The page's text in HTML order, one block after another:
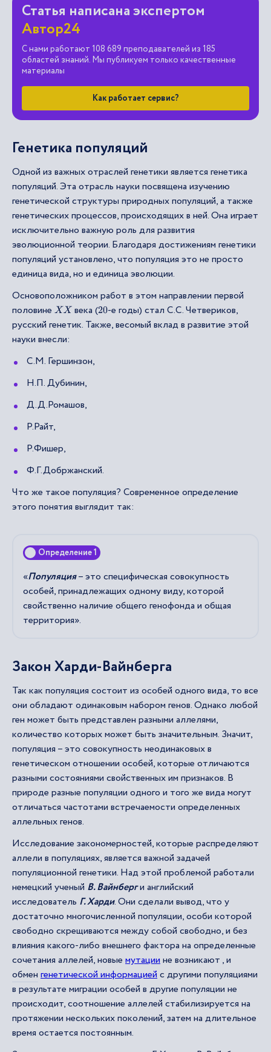
Статья написана экспертом
Автор24
С нами работают 108 689 преподавателей из 185
областей знаний. Мы публикуем только качественные
материалы
Как работает сервис?
Генетика популяций
Одной из важных отраслей генетики является генетика
популяций. Эта отрасль науки посвящена изучению
генетической структуры природных популяций, а также
генетических процессов, происходящих в ней. Она играет
исключительно важную роль для развития
эволюционной теории. Благодаря достижениям генетики
популяций установлено, что популяция это не просто
единица вида, но и единица эволюции.
Основоположником работ в этом направлении первой
половине XX века (20-е годы) стал С.С. Четвериков,
русский генетик. Также, весомый вклад в развитие этой
науки внесли:
С.М. Гершинзон,
Н.П. Дубинин,
Д.Д.Ромашов,
Р.Райт,
Р.Фишер,
Ф.Г.Добржанский.
Что же такое популяция? Современное определение
этого понятия выглядит так:
Определение 1
«Популяция– это специфическая совокупность
особей, принадлежащих одному виду, которой
свойственно наличие общего генофонда и общая
территория».
Закон Харди-Вайнберга
Так как популяция состоит из особей одного вида, то все
они обладают одинаковым набором генов. Однако любой
ген может быть представлен разными аллелями,
количество которых может быть значительным. Значит,
популяция – это совокупность неодинаковых в
генетическом отношении особей, которые отличаются
разными состояниями свойственных им признаков. В
природе разные популяции одного и того же вида могут
отличаться частотами встречаемости определенных
аллельных генов.
Исследование закономерностей, которые распределяют
аллели в популяциях, является важной задачей
популяционной генетики. Над этой проблемой работали
немецкий ученый В. Вайнберги английский
исследователь Г. Харди. Они сделали вывод, что у
достаточно многочисленной популяции, особи которой
свободно скрещиваются между собой свободно, и без
влияния какого-либо внешнего фактора на определенные
сочетания аллелей, новые мутациине возникают , и
обмен генетической информациейс другими популяциями
в результате миграции особей в другие популяции не
происходит, соотношение аллелей стабилизируется на
протяжении нескольких поколений, затем на длительное
время остается постоянным.